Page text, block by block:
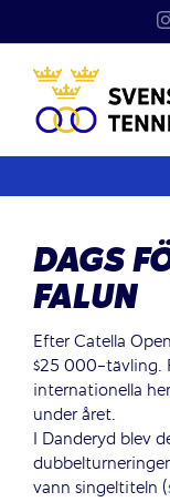
DAGS
FALUN
Efter Catella
$25 000-tävling.
internationella
under året.
I Danderyd blev
vann singeltiteln (